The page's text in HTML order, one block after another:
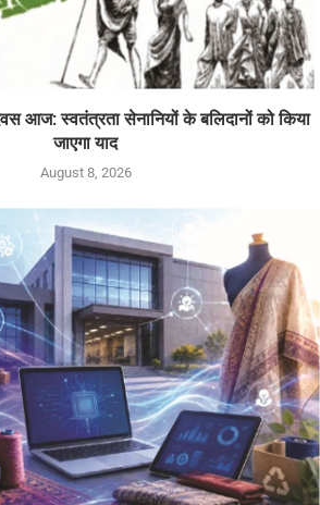
आज: स्वतंत्रता सेनानियों के बलिदानों को किया
जाएगा याद
August 8, 2026